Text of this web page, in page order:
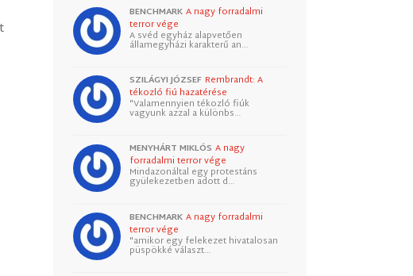
BENCHMARK A nagy forradalmi
terror vége
A svéd egyház alapvetően
államegyházi karakterű an…
SZILÁGYI JÓZSEF Rembrandt: A
tékozló fiú hazatérése
"Valamennyien tékozló fiúk
vagyunk azzal a különbs…
MENYHÁRT MIKLÓS A nagy
forradalmi terror vége
Mindazonáltal egy protestáns
gyülekezetben adott d…
BENCHMARK A nagy forradalmi
terror vége
"amikor egy felekezet hivatalosan
püspökké választ…